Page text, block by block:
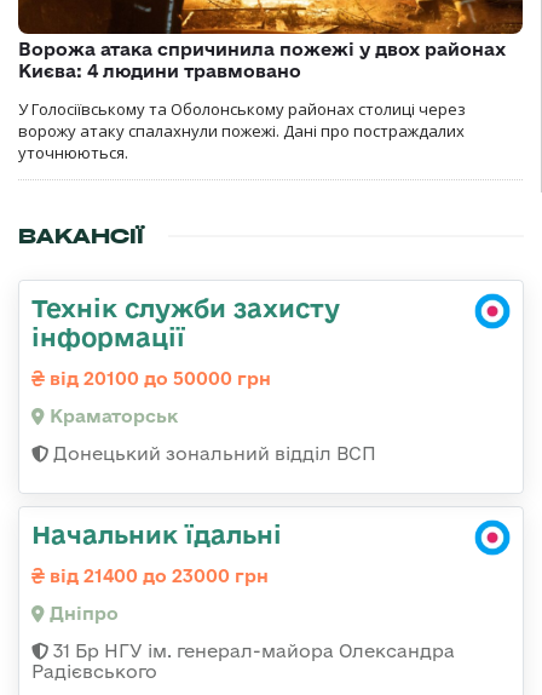
Ворожа атака спричинила пожежі у двох районах
Києва: 4 людини травмовано
У Голосіївському та Оболонському районах столиці через
ворожу атаку спалахнули пожежі. Дані про постраждалих
уточнюються.
ВАКАНСІЇ
Технік служби захисту
інформації
від 20100 до 50000 грн
Краматорськ
Донецький зональний відділ ВСП
Начальник їдальні
від 21400 до 23000 грн
Дніпро
31 Бр НГУ ім. генерал-майора Олександра
Радієвського